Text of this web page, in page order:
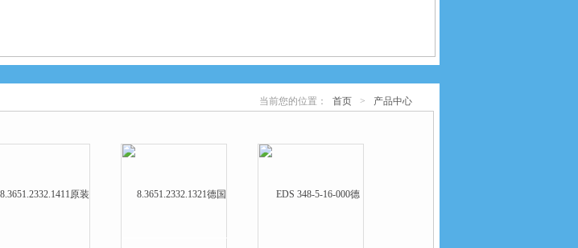
当前您的位置： 首页 > 产品中心